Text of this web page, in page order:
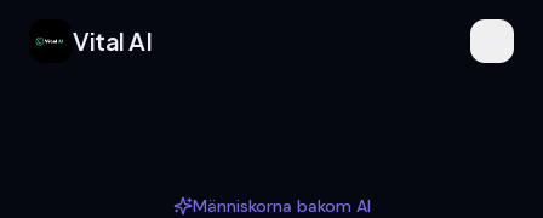
Vital AI
Människorna bakom AI